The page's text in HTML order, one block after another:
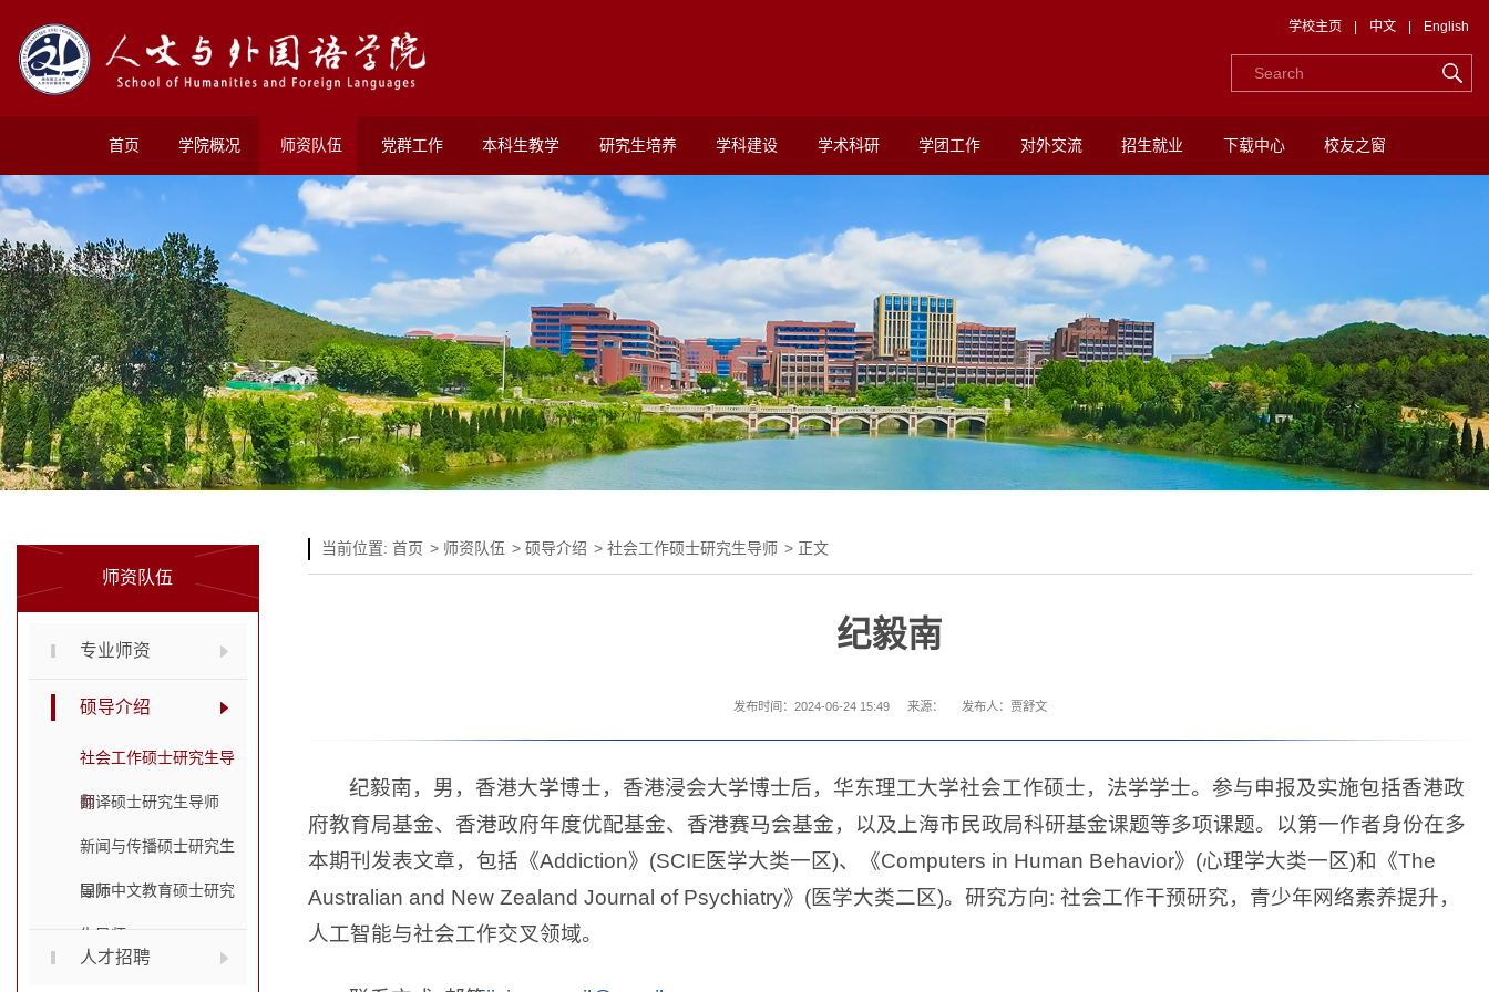
学校主页 | 中文 | English
首页 学院概况 师资队伍 党群工作 本科生教学 研究生培养 学科建设 学术科研 学团工作 对外交流 招生就业 下载中心 校友之窗
师资队伍
专业师资
硕导介绍
社会工作硕士研究生导
师
翻译硕士研究生导师
新闻与传播硕士研究生
导师
国际中文教育硕士研究
生导师
人才招聘
当前位置: 首页 > 师资队伍 > 硕导介绍 > 社会工作硕士研究生导师 > 正文
纪毅南
发布时间：2024-06-24 15:49 来源： 发布人：贾舒文
纪毅南，男，香港大学博士，香港浸会大学博士后，华东理工大学社会工作硕士，法学学士。参与申报及实施包括香港政
府教育局基金、香港政府年度优配基金、香港赛马会基金，以及上海市民政局科研基金课题等多项课题。以第一作者身份在多
本期刊发表文章，包括《Addiction》(SCIE医学大类一区)、《Computers in Human Behavior》(心理学大类一区)和《The
Australian and New Zealand Journal of Psychiatry》(医学大类二区)。研究方向: 社会工作干预研究，青少年网络素养提升，
人工智能与社会工作交叉领域。